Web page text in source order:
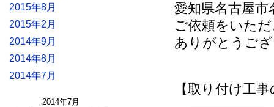
愛知県名古屋
ご依頼をいた
ありがとうご
【取り付け工
2015年8月
2015年2月
2014年9月
2014年8月
2014年7月
2014年7月